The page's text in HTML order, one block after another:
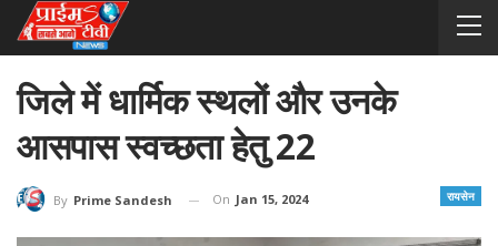
जिले में धार्मिक स्थलों और उनके
आसपास स्वच्छता हेतु 22
रायसेन
By Prime Sandesh On Jan 15, 2024